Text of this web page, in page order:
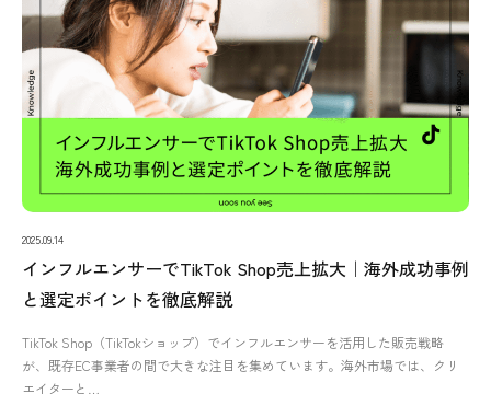
2025.09.14
インフルエンサーでTikTok Shop売上拡大｜海外成功事例
と選定ポイントを徹底解説
TikTok Shop（TikTokショップ）でインフルエンサーを活用した販売戦略
が、既存EC事業者の間で大きな注目を集めています。海外市場では、クリ
エイターと…